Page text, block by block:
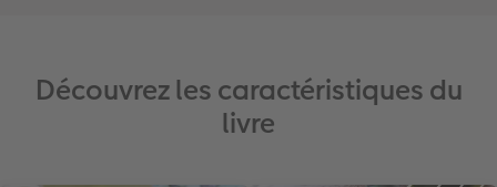
Découvrez les caractéristiques du
livre